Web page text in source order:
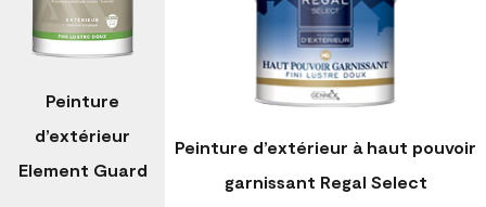
Peinture
d’extérieur
Element Guard
Peinture d’extérieur à haut pouvoir
garnissant Regal Select